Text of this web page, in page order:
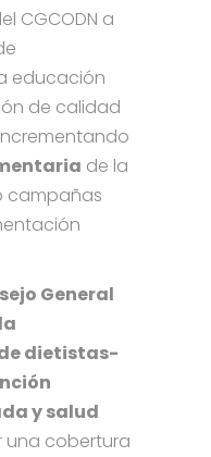
CGCODN a
educación
de calidad
de la
campañas
General
dietistas-
y salud
una cobertura